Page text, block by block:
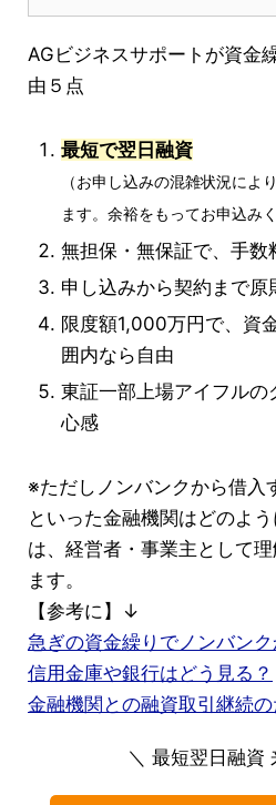
AGビジネスサポートが資金
由５点
最短で翌日融資
（お申し込みの混雑状況によ
ます。余裕をもってお申込み
無担保・無保証で、手数
申し込みから契約まで原
限度額1,000万円で、資
囲内なら自由
東証一部上場アイフル
心感
※ただしノンバンクから借入
といった金融機関はどのよ
は、経営者・事業主として
ます。
【参考に】↓
急ぎの資金繰りでノンバン
信用金庫や銀行はどう見る？
金融機関との融資取引継続
＼ 最短翌日融資